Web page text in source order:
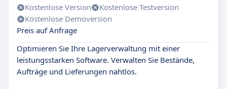
Kostenlose Version
Kostenlose Testversion
Kostenlose Demoversion
Preis auf Anfrage
Optimieren Sie Ihre Lagerverwaltung mit einer
leistungsstarken Software. Verwalten Sie Bestände,
Aufträge und Lieferungen nahtlos.